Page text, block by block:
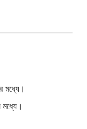
মধ্যে।
মধ্যে।